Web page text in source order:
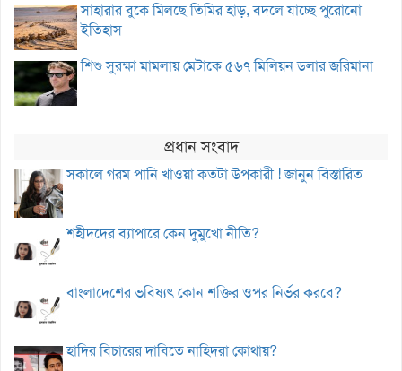
সাহারার বুকে মিলছে তিমির হাড়, বদলে যাচ্ছে পুরোনো
ইতিহাস
শিশু সুরক্ষা মামলায় মেটাকে ৫৬৭ মিলিয়ন ডলার জরিমানা
প্রধান সংবাদ
সকালে গরম পানি খাওয়া কতটা উপকারী ! জানুন বিস্তারিত
শহীদদের ব্যাপারে কেন দুমুখো নীতি?
বাংলাদেশের ভবিষ্যৎ কোন শক্তির ওপর নির্ভর করবে?
হাদির বিচারের দাবিতে নাহিদরা কোথায়?